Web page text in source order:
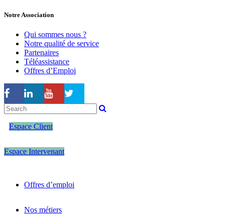
Notre Association
Qui sommes nous ?
Notre qualité de service
Partenaires
Téléassistance
Offres d’Emploi
Espace Client
Espace Intervenant
Offres d’emploi
Nos métiers